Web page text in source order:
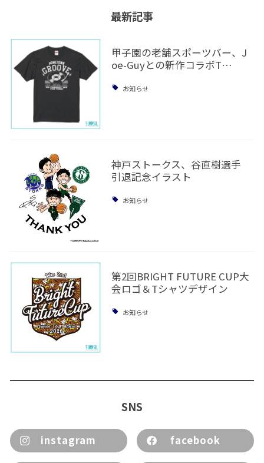
最新記事
甲子園の老舗スポーツバー、J
oe-Guyとの新作コラボT…
お知らせ
神戸ストークス、谷直樹選手
引退記念イラスト
お知らせ
第2回BRIGHT FUTURE CUP大
会ロゴ＆Tシャツデザイン
お知らせ
SNS
instagram facebook